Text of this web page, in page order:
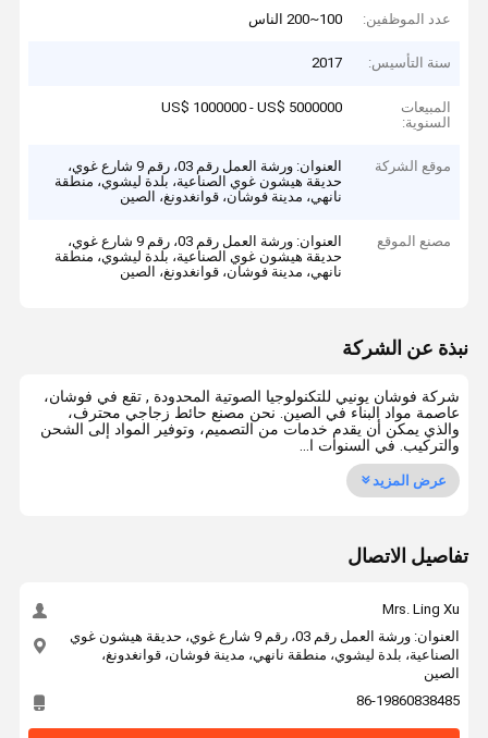
عدد الموظفين: 100~200 الناس
سنة التأسيس: 2017
المبيعات
السنوية:
US$ 1000000 - US$ 5000000
موقع الشركة
العنوان: ورشة العمل رقم 03، رقم 9 شارع غوي،
حديقة هيشون غوي الصناعية، بلدة ليشوي، منطقة
نانهي، مدينة فوشان، قوانغدونغ، الصين
مصنع الموقع
العنوان: ورشة العمل رقم 03، رقم 9 شارع غوي،
حديقة هيشون غوي الصناعية، بلدة ليشوي، منطقة
نانهي، مدينة فوشان، قوانغدونغ، الصين
نبذة عن الشركة
شركة فوشان يونيي للتكنولوجيا الصوتية المحدودة , تقع في فوشان،
عاصمة مواد البناء في الصين. نحن مصنع حائط زجاجي محترف،
والذي يمكن أن يقدم خدمات من التصميم، وتوفير المواد إلى الشحن
والتركيب. في السنوات ا...
عرض المزيد
تفاصيل الاتصال
Mrs. Ling Xu
العنوان: ورشة العمل رقم 03، رقم 9 شارع غوي، حديقة هيشون غوي
الصناعية، بلدة ليشوي، منطقة نانهي، مدينة فوشان، قوانغدونغ،
الصين
86-19860838485